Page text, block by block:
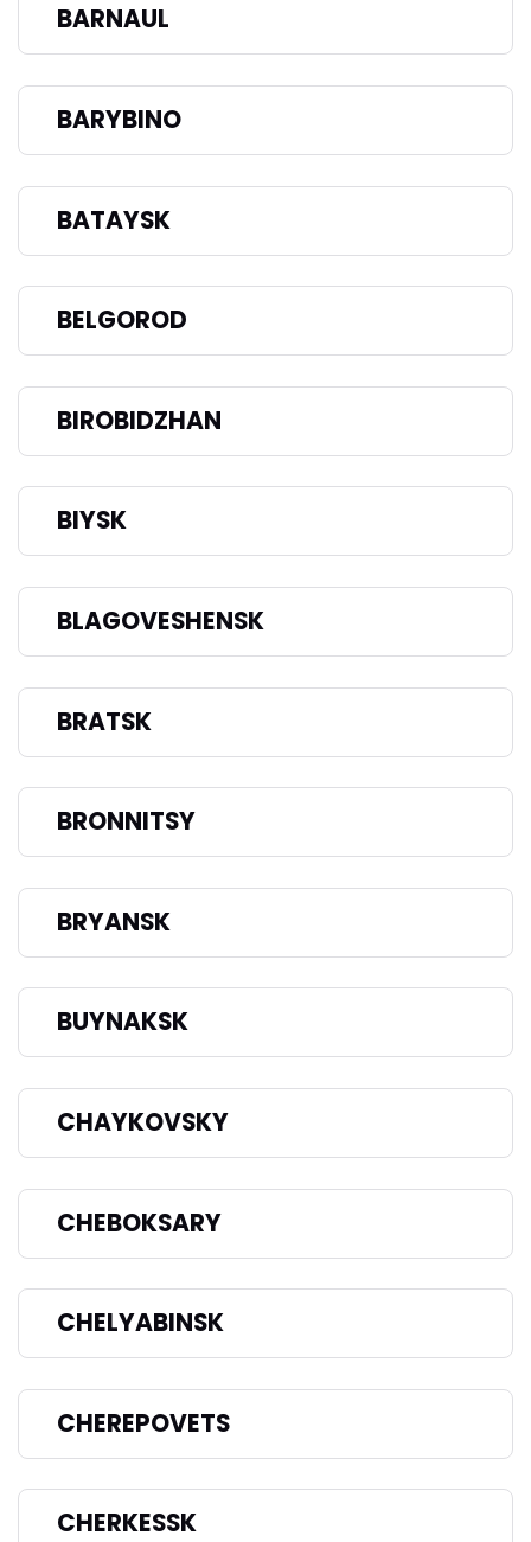
BARNAUL
BARYBINO
BATAYSK
BELGOROD
BIROBIDZHAN
BIYSK
BLAGOVESHENSK
BRATSK
BRONNITSY
BRYANSK
BUYNAKSK
CHAYKOVSKY
CHEBOKSARY
CHELYABINSK
CHEREPOVETS
CHERKESSK